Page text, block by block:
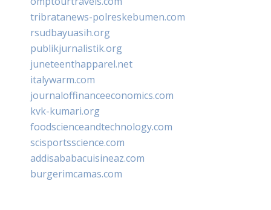
tribratanews-polreskebumen.com
rsudbayuasih.org
publikjurnalistik.org
juneteenthapparel.net
italywarm.com
journaloffinanceeconomics.com
kvk-kumari.org
foodscienceandtechnology.com
scisportsscience.com
addisababacuisineaz.com
burgerimcamas.com